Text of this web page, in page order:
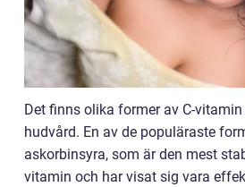
Det finns olika former av C-
hudvård. En av de populäraste
askorbinsyra, som är den mest
vitamin och har visat sig vara